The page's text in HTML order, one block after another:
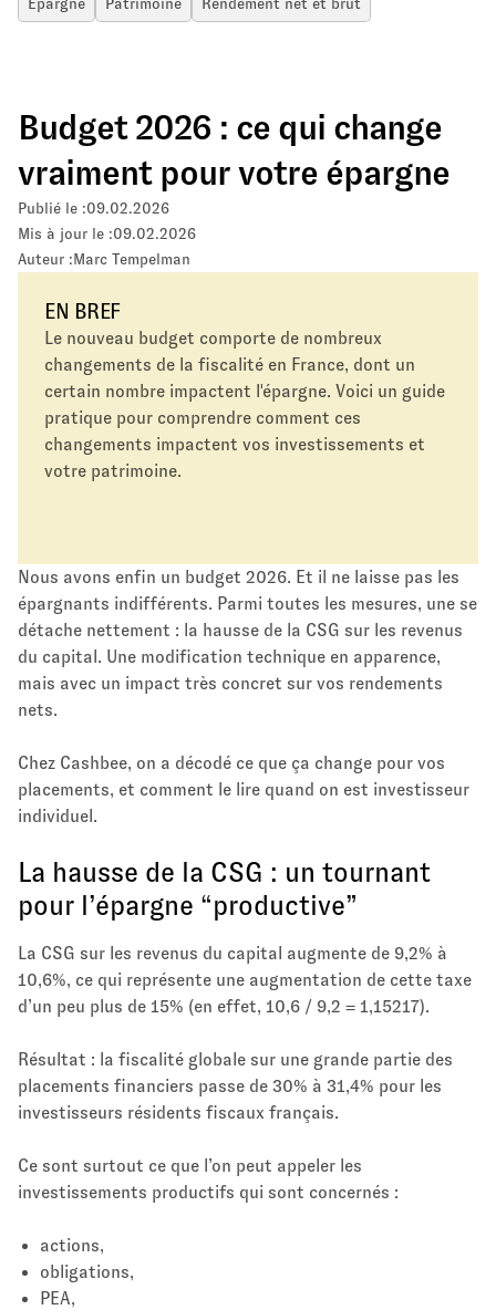
Budget 2026 : ce qui change
vraiment pour votre épargne
Publié le :09.02.2026
Mis à jour le :09.02.2026
Auteur :Marc Tempelman
EN BREF
Le nouveau budget comporte de nombreux
changements de la fiscalité en France, dont un
certain nombre impactent l'épargne. Voici un guide
pratique pour comprendre comment ces
changements impactent vos investissements et
votre patrimoine.
Nous avons enfin un budget 2026. Et il ne laisse pas les
épargnants indifférents. Parmi toutes les mesures, une se
détache nettement : la hausse de la CSG sur les revenus
du capital. Une modification technique en apparence,
mais avec un impact très concret sur vos rendements
nets.
Chez Cashbee, on a décodé ce que ça change pour vos
placements, et comment le lire quand on est investisseur
individuel.
La hausse de la CSG : un tournant
pour l’épargne “productive”
La CSG sur les revenus du capital augmente de 9,2% à
10,6%, ce qui représente une augmentation de cette taxe
d’un peu plus de 15% (en effet, 10,6 / 9,2 = 1,15217).
Résultat : la fiscalité globale sur une grande partie des
placements financiers passe de 30% à 31,4% pour les
investisseurs résidents fiscaux français.
Ce sont surtout ce que l’on peut appeler les
investissements productifs qui sont concernés :
actions,
obligations,
PEA,